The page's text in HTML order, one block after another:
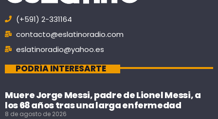
(+591) 2-331164
contacto@eslatinoradio.com
eslatinoradio@yahoo.es
PODRÍA INTERESARTE
Muere Jorge Messi, padre de Lionel Messi, a
los 68 años tras una larga enfermedad
8 de agosto de 2026